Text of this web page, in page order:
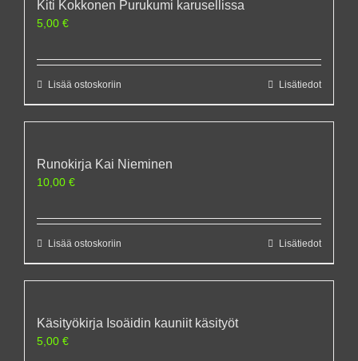
Kiti Kokkonen Purukumi karusellissa
5,00 €
Lisää ostoskoriin Lisätiedot
Runokirja Kai Nieminen
10,00 €
Lisää ostoskoriin Lisätiedot
Käsityökirja Isoäidin kauniit käsityöt
5,00 €